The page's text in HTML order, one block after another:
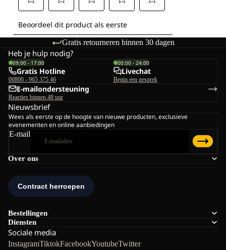
Gratis retourneren binnen 30 dagen
Over ons
Bestellingen
Diensten
Sociale media
InstagramTiktokFacebookYoutubeTwitter
Heb je hulp nodig?
09:00 - 17:00
Gratis Hotline
00800 - 965 375 46
00:00 - 24:00
Livechat
Begin een gesprek
E-mailondersteuning
Reacties binnen 48 uur
Nieuwsbrief
Wees als eerste op de hoogte van nieuwe producten, exclusieve
evenementen en online aanbiedingen
E-mail